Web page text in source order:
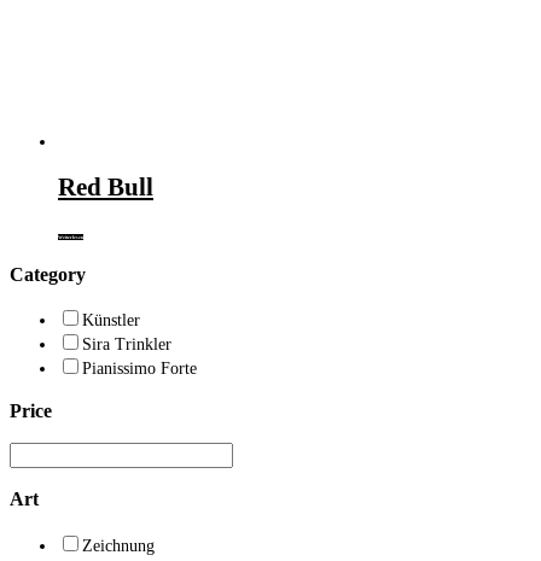
Red Bull
Weiterlesen
Category
Künstler
Sira Trinkler
Pianissimo Forte
Price
Art
Zeichnung